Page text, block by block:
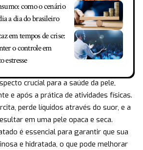
como o cenário
a dia do brasileiro
em tempos de crise:
o controle em
estresse
crucial para a saúde da pele,
e após a prática de atividades físicas.
perde líquidos através do suor, e a
em uma pele opaca e seca.
é essencial para garantir que sua
e hidratada, o que pode melhorar